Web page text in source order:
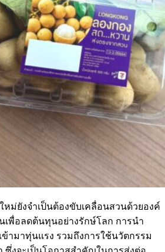
หม่ยังจำเป็นต้องขับเคลื่อนสวนด้วยองค์
เพื่อลดต้นทุนอย่างรักษ์โลก การนำ
เข้ามาทุ่นแรง รวมถึงการใช้นวัตกรรม